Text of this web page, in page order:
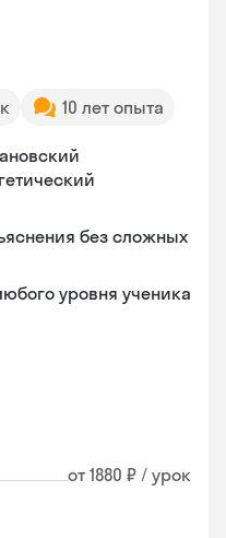
10 лет опыта
без сложных
уровня ученика
от 1880 ₽ / урок